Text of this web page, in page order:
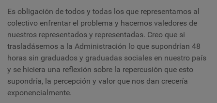
Es obligación de todos y todas los que representamos al
colectivo enfrentar el problema y hacernos valedores de
nuestros representados y representadas. Creo que si
trasladásemos a la Administración lo que supondrían 48
horas sin graduados y graduadas sociales en nuestro país
y se hiciera una reflexión sobre la repercusión que esto
supondría, la percepción y valor que nos dan crecería
exponencialmente.